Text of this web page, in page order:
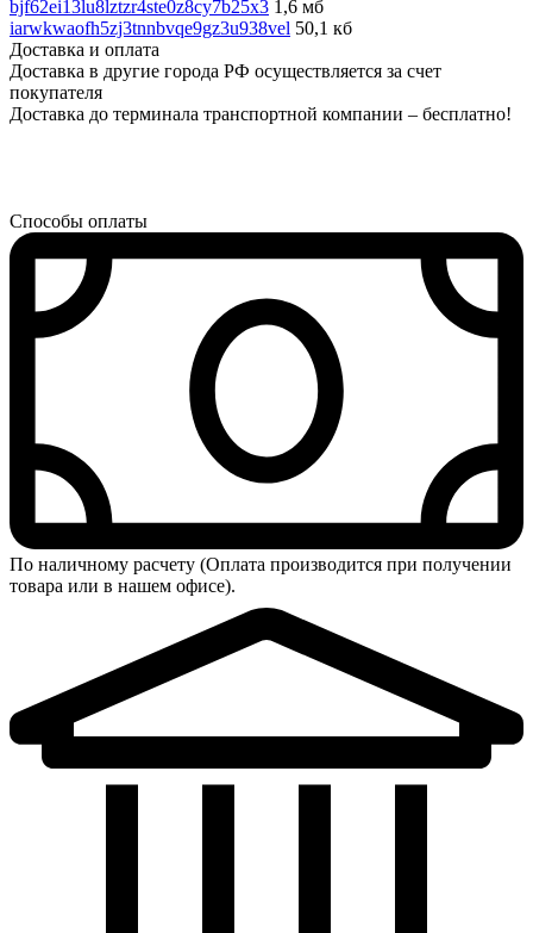
bjf62ei13lu8lztzr4ste0z8cy7b25x3 1,6 мб
iarwkwaofh5zj3tnnbvqe9gz3u938vel 50,1 кб
Доставка и оплата
Доставка в другие города РФ осуществляется за счет
покупателя
Доставка до терминала транспортной компании – бесплатно!
Способы оплаты
По наличному расчету (Оплата производится при получении
товара или в нашем офисе).